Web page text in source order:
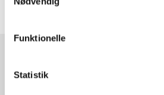
Funktionelle
Statistik
Artikler med samme emner